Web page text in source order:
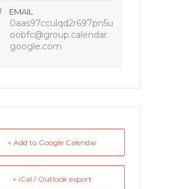
EMAIL
0aas97cculqd2r697pn5u
oobfc@group.calendar.
google.com
+ Add to Google Calendar
+ iCal / Outlook export